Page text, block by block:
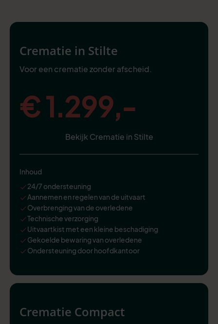
Crematie in Stilte
Voor een crematie zonder afscheid.
€ 1.299,-
Bekijk Crematie in Stilte
Inhoud
24/7 ondersteuning
Aannemen en regelen van de uitvaart
Overbrenging van de overledene
Technische verzorging
Uitvaartkist met een kleine beschadiging
Gekoelde bewaring van overledene
Ondersteuning door hoofdkantoor
Crematie Compact